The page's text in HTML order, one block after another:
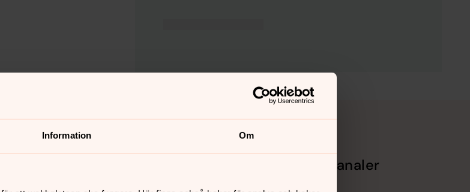
Information Om
Sociala kanaler